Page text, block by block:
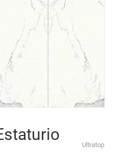
Ultratop